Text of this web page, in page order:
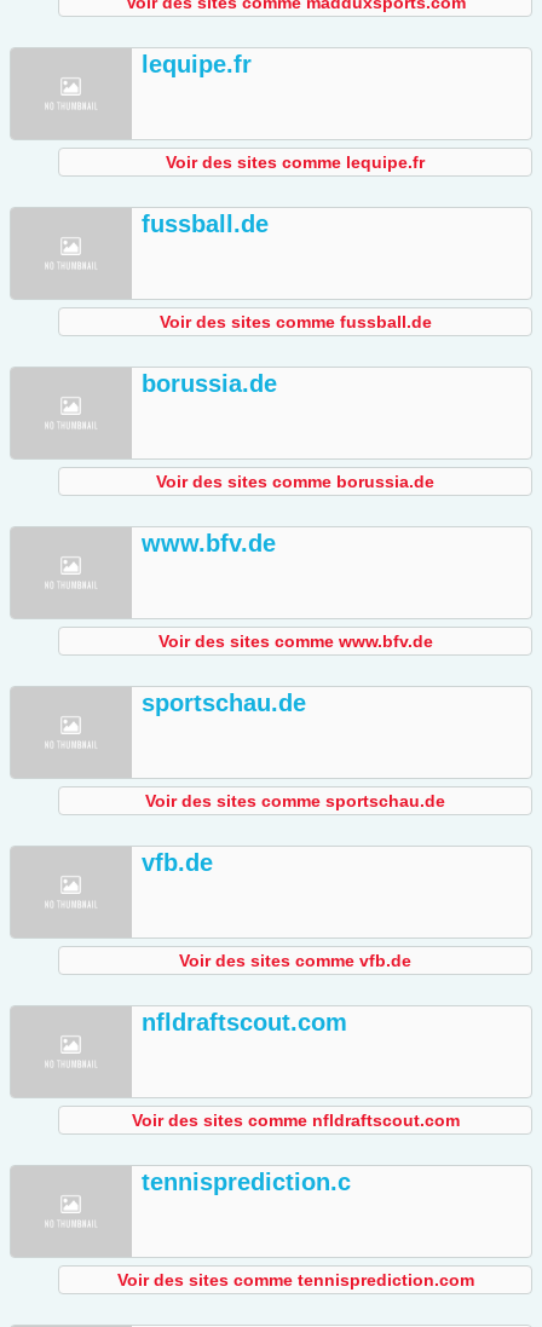
lequipe.fr
Voir des sites comme lequipe.fr
fussball.de
Voir des sites comme fussball.de
borussia.de
Voir des sites comme borussia.de
www.bfv.de
Voir des sites comme www.bfv.de
sportschau.de
Voir des sites comme sportschau.de
vfb.de
Voir des sites comme vfb.de
nfldraftscout.com
Voir des sites comme nfldraftscout.com
tennisprediction.c
Voir des sites comme tennisprediction.com